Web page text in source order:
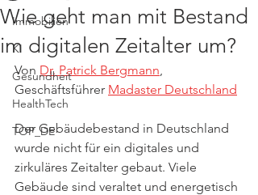
Immobilien
KI
Gesundheit
HealthTech
TOP_DE
Wie geht man mit Bestand
im digitalen Zeitalter um?
Von Dr. Patrick Bergmann,
Geschäftsführer Madaster Deutschland
Der Gebäudebestand in Deutschland
wurde nicht für ein digitales und
zirkuläres Zeitalter gebaut. Viele
Gebäude sind veraltet und energetisch